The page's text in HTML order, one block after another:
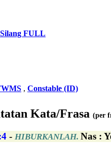
FULL
, Constable (ID)
Kata/Frasa (per
- HIBURKANLAH. Nas :